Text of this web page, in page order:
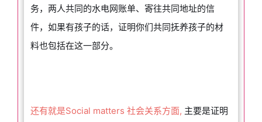
务，两人共同的水电网账单、寄往共同地址的信
件，如果有孩子的话，证明你们共同抚养孩子的材
料也包括在这一部分。
还有就是Social matters 社会关系方面, 主要是证明